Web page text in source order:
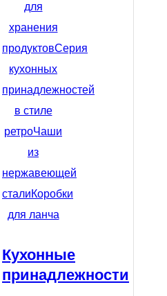
для
хранения
продуктовСерия
кухонных
принадлежностей
в стиле
ретроЧаши
из
нержавеющей
сталиКоробки
для ланча
Кухонные
принадлежности